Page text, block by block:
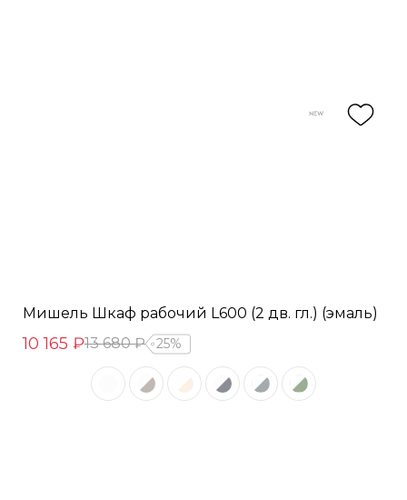
Мишель Шкаф рабочий L600 (2 дв. гл.) (эмаль)
10 165 ₽13 680 ₽ 25%